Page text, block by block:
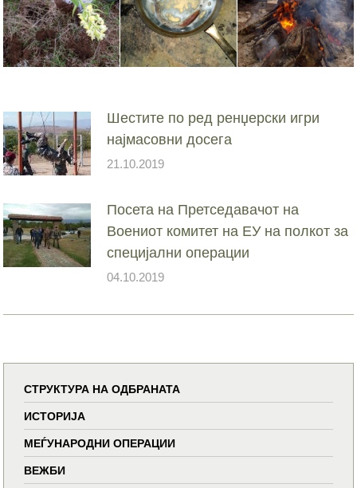
Шестите по ред ренџерски игри
најмасовни досега
21.10.2019
Посета на Претседавачот на
Воениот комитет на ЕУ на полкот за
специјални операции
04.10.2019
СТРУКТУРА НА ОДБРАНАТА
ИСТОРИЈА
МЕЃУНАРОДНИ ОПЕРАЦИИ
ВЕЖБИ